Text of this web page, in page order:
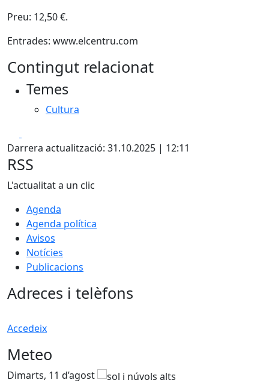
Preu: 12,50 €.
Entrades: www.elcentru.com
Contingut relacionat
Temes
Cultura
Darrera actualització: 31.10.2025 | 12:11
RSS
L'actualitat a un clic
Agenda
Agenda política
Avisos
Notícies
Publicacions
Adreces i telèfons
Accedeix
Meteo
Dimarts, 11 d’agost